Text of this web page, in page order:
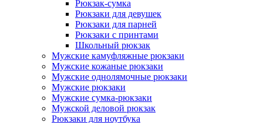
Рюкзак-сумка
Рюкзаки для девушек
Рюкзаки для парней
Рюкзаки с принтами
Школьный рюкзак
Мужские камуфляжные рюкзаки
Мужские кожаные рюкзаки
Мужские однолямочные рюкзаки
Мужские рюкзаки
Мужские сумка-рюкзаки
Мужской деловой рюкзак
Рюкзаки для ноутбука